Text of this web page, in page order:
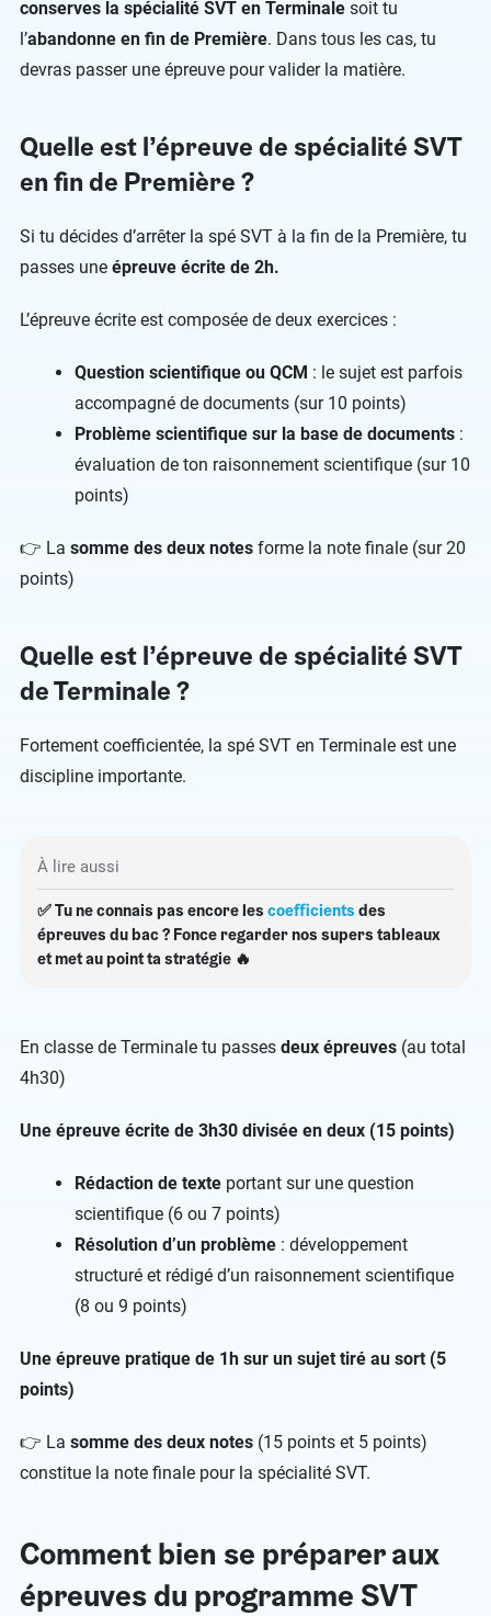
conserves la spécialité SVT en Terminale soit tu
l’abandonne en fin de Première. Dans tous les cas, tu
devras passer une épreuve pour valider la matière.
Quelle est l’épreuve de spécialité SVT
en fin de Première ?
Si tu décides d’arrêter la spé SVT à la fin de la Première, tu
passes une épreuve écrite de 2h.
L’épreuve écrite est composée de deux exercices :
Question scientifique ou QCM : le sujet est parfois
accompagné de documents (sur 10 points)
Problème scientifique sur la base de documents :
évaluation de ton raisonnement scientifique (sur 10
points)
👉 La somme des deux notes forme la note finale (sur 20
points)
Quelle est l’épreuve de spécialité SVT
de Terminale ?
Fortement coefficientée, la spé SVT en Terminale est une
discipline importante.
À lire aussi
✅ Tu ne connais pas encore les coefficients des
épreuves du bac ? Fonce regarder nos supers tableaux
et met au point ta stratégie 🔥
En classe de Terminale tu passes deux épreuves (au total
4h30)
Une épreuve écrite de 3h30 divisée en deux (15 points)
Rédaction de texte portant sur une question
scientifique (6 ou 7 points)
Résolution d’un problème : développement
structuré et rédigé d’un raisonnement scientifique
(8 ou 9 points)
Une épreuve pratique de 1h sur un sujet tiré au sort (5
points)
👉 La somme des deux notes (15 points et 5 points)
constitue la note finale pour la spécialité SVT.
Comment bien se préparer aux
épreuves du programme SVT